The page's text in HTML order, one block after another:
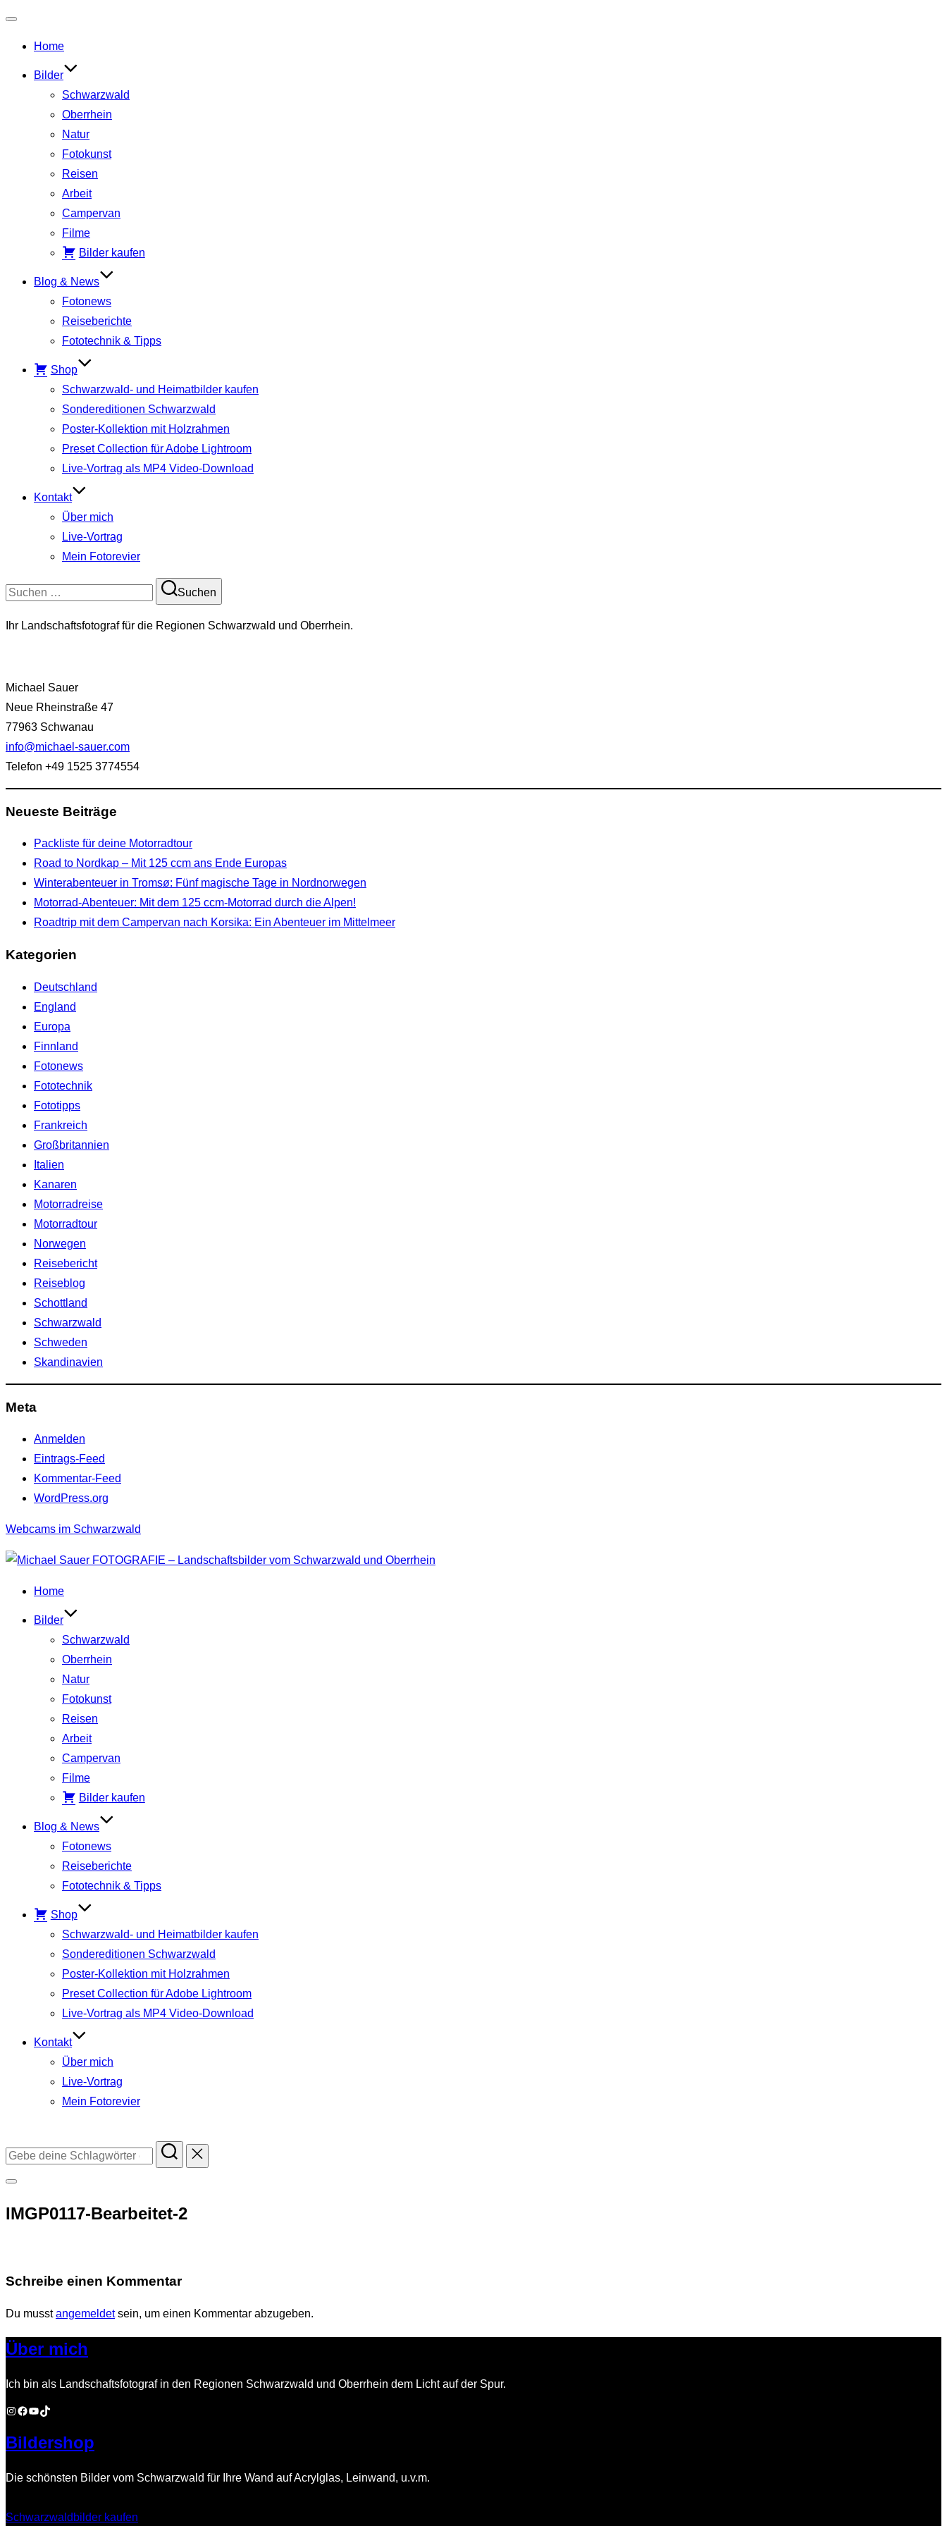
umschalten
Home
Bilder
Schwarzwald
Oberrhein
Natur
Fotokunst
Reisen
Arbeit
Campervan
Filme
Bilder kaufen
Blog & News
Fotonews
Reiseberichte
Fototechnik & Tipps
Shop
Schwarzwald- und Heimatbilder kaufen
Sondereditionen Schwarzwald
Poster-Kollektion mit Holzrahmen
Preset Collection für Adobe Lightroom
Live-Vortrag als MP4 Video-Download
Kontakt
Über mich
Live-Vortrag
Mein Fotorevier
Suchen
Suchen
Ihr Landschaftsfotograf für die Regionen Schwarzwald und Oberrhein.
Michael Sauer
Neue Rheinstraße 47
77963 Schwanau
info@michael-sauer.com
Telefon +49 1525 3774554
Neueste Beiträge
Packliste für deine Motorradtour
Road to Nordkap – Mit 125 ccm ans Ende Europas
Winterabenteuer in Tromsø: Fünf magische Tage in Nordnorwegen
Motorrad-Abenteuer: Mit dem 125 ccm-Motorrad durch die Alpen!
Roadtrip mit dem Campervan nach Korsika: Ein Abenteuer im Mittelmeer
Kategorien
Deutschland
England
Europa
Finnland
Fotonews
Fototechnik
Fototipps
Frankreich
Großbritannien
Italien
Kanaren
Motorradreise
Motorradtour
Norwegen
Reisebericht
Reiseblog
Schottland
Schwarzwald
Schweden
Skandinavien
Meta
Anmelden
Eintrags-Feed
Kommentar-Feed
WordPress.org
Webcams im Schwarzwald
Zum
springen
Home
Bilder
Schwarzwald
Oberrhein
Natur
Fotokunst
Reisen
Arbeit
Campervan
Filme
Bilder kaufen
Blog & News
Fotonews
Reiseberichte
Fototechnik & Tipps
Shop
Schwarzwald- und Heimatbilder kaufen
Sondereditionen Schwarzwald
Poster-Kollektion mit Holzrahmen
Preset Collection für Adobe Lightroom
Live-Vortrag als MP4 Video-Download
Kontakt
Über mich
Live-Vortrag
Mein Fotorevier
Suchen
&
IMGP0117-Bearbeitet-2
Schreibe einen Kommentar
Du musstangemeldetsein, um einen Kommentar abzugeben.
Über mich
Ich bin als Landschaftsfotograf in den Regionen Schwarzwald und Oberrhein dem Licht auf der Spur.
Instagram
Facebook
YouTube
TikTok
Bildershop
Die schönsten Bilder vom Schwarzwald für Ihre Wand auf Acrylglas, Leinwand, u.v.m.
Schwarzwaldbilder kaufen